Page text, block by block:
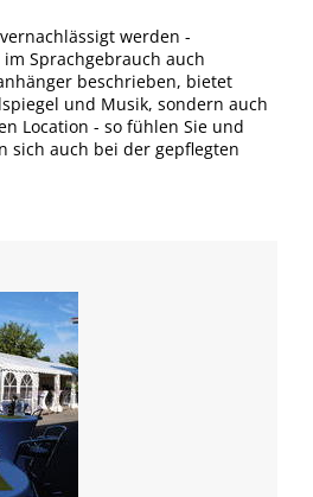
werden -
Sprachgebrauch auch
beschrieben, bietet
und Musik, sondern auch
Location - so fühlen Sie und
sich auch bei der gepflegten